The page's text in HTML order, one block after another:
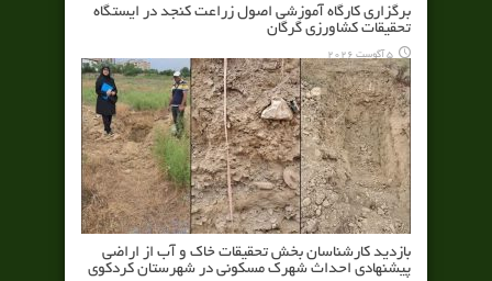
برگزاری کارگاه آموزشی اصول زراعت کنجد در ایستگاه
تحقیقات کشاورزی گرگان
5 آگوست 2026
بازدید کارشناسان بخش تحقیقات خاک و آب از اراضی
پیشنهادی احداث شهرک مسکونی در شهرستان کردکوی